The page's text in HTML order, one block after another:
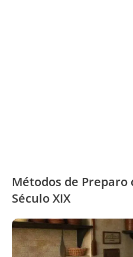
Métodos de Preparo
Século XIX